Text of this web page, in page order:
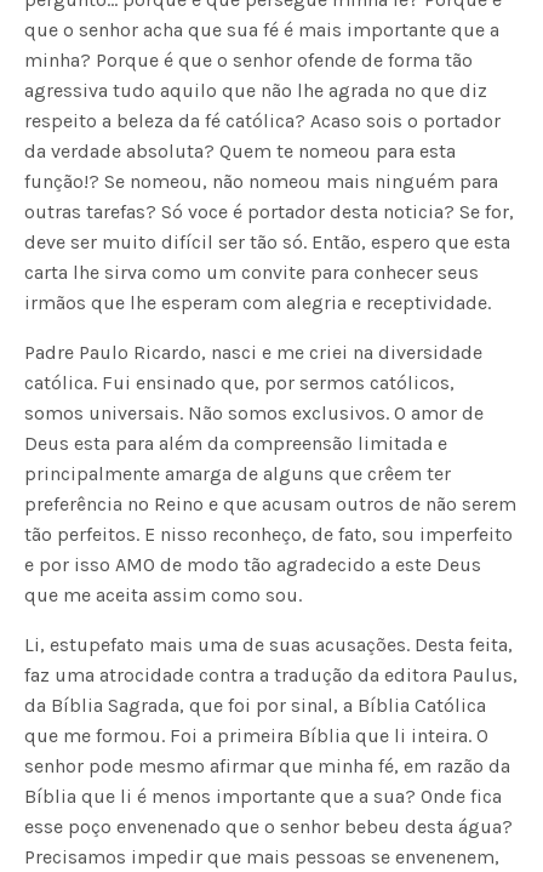
que o senhor acha que sua fé é mais importante que a
minha? Porque é que o senhor ofende de forma tão
agressiva tudo aquilo que não lhe agrada no que diz
respeito a beleza da fé católica? Acaso sois o portador
da verdade absoluta? Quem te nomeou para esta
função!? Se nomeou, não nomeou mais ninguém para
outras tarefas? Só voce é portador desta noticia? Se for,
deve ser muito difícil ser tão só. Então, espero que esta
carta lhe sirva como um convite para conhecer seus
irmãos que lhe esperam com alegria e receptividade.
Padre Paulo Ricardo, nasci e me criei na diversidade
católica. Fui ensinado que, por sermos católicos,
somos universais. Não somos exclusivos. O amor de
Deus esta para além da compreensão limitada e
principalmente amarga de alguns que crêem ter
preferência no Reino e que acusam outros de não serem
tão perfeitos. E nisso reconheço, de fato, sou imperfeito
e por isso AMO de modo tão agradecido a este Deus
que me aceita assim como sou.
Li, estupefato mais uma de suas acusações. Desta feita,
faz uma atrocidade contra a tradução da editora Paulus,
da Bíblia Sagrada, que foi por sinal, a Bíblia Católica
que me formou. Foi a primeira Bíblia que li inteira. O
senhor pode mesmo afirmar que minha fé, em razão da
Bíblia que li é menos importante que a sua? Onde fica
esse poço envenenado que o senhor bebeu desta água?
Precisamos impedir que mais pessoas se envenenem,